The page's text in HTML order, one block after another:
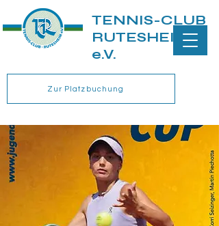
TENNIS-CLUB
RUTESHEIM
e.V.
Zur Platzbuchung